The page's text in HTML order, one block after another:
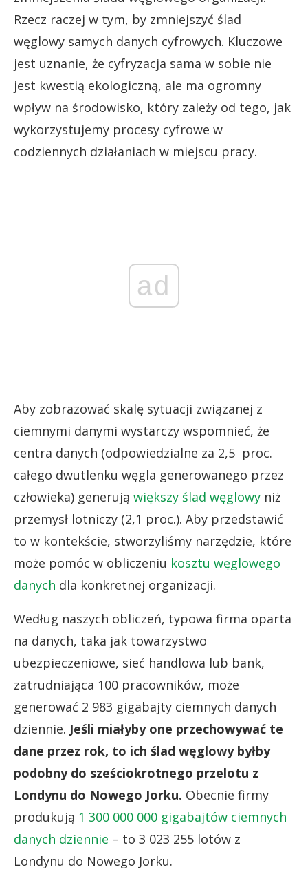
Rzecz raczej w tym, by zmniejszyć ślad
węglowy samych danych cyfrowych. Kluczowe
jest uznanie, że cyfryzacja sama w sobie nie
jest kwestią ekologiczną, ale ma ogromny
wpływ na środowisko, który zależy od tego, jak
wykorzystujemy procesy cyfrowe w
codziennych działaniach w miejscu pracy.
ad
Aby zobrazować skalę sytuacji związanej z
ciemnymi danymi wystarczy wspomnieć, że
centra danych (odpowiedzialne za 2,5 proc.
całego dwutlenku węgla generowanego przez
człowieka) generują większy ślad węglowy niż
przemysł lotniczy (2,1 proc.). Aby przedstawić
to w kontekście, stworzyliśmy narzędzie, które
może pomóc w obliczeniu kosztu węglowego
danych dla konkretnej organizacji.
Według naszych obliczeń, typowa firma oparta
na danych, taka jak towarzystwo
ubezpieczeniowe, sieć handlowa lub bank,
zatrudniająca 100 pracowników, może
generować 2 983 gigabajty ciemnych danych
dziennie. Jeśli miałyby one przechowywać te
dane przez rok, to ich ślad węglowy byłby
podobny do sześciokrotnego przelotu z
Londynu do Nowego Jorku. Obecnie firmy
produkują 1 300 000 000 gigabajtów ciemnych
danych dziennie – to 3 023 255 lotów z
Londynu do Nowego Jorku.